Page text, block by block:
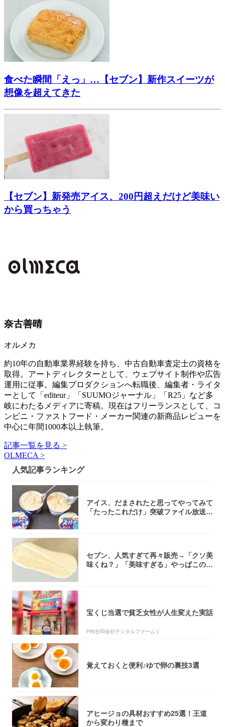
食べた瞬間「えっ」…【セブン】新作スイーツが
想像を超えてきた
【セブン】新発売アイス、200円超えだけど美味い
から買っちゃう
奈古善晴
オルメカ
約10年の自動車業界経験を持ち、中古自動車査定士の資格を
取得。アートディレクターとして、ウェブサイト制作や広告
運用に従事。編集プロダクションへ転職後、編集者・ライタ
ーとして「editeur」「SUUMOジャーナル」「R25」など多
岐にわたるメディアに寄稿。現在はフリーランスとして、コ
ンビニ・ファストフード・メーカー関連の新商品レビューを
中心に年間1000本以上執筆。
記事一覧を見る >
OLMECA >
人気記事ランキング
アイス、だまされたと思ってやってみて
「たったこれだけ」突破ファイル放送で
セブン、人気すぎて再々販売→「クソ美
味くね？」「美味すぎる」やっぱこのク
宝くじ当選で貧乏女性が人生変えた実話
PR(合同会社デジタルファーム )
覚えておくと便利♪ゆで卵の裏技3選
アヒージョの具材おすすめ25選！王道
から変わり種まで